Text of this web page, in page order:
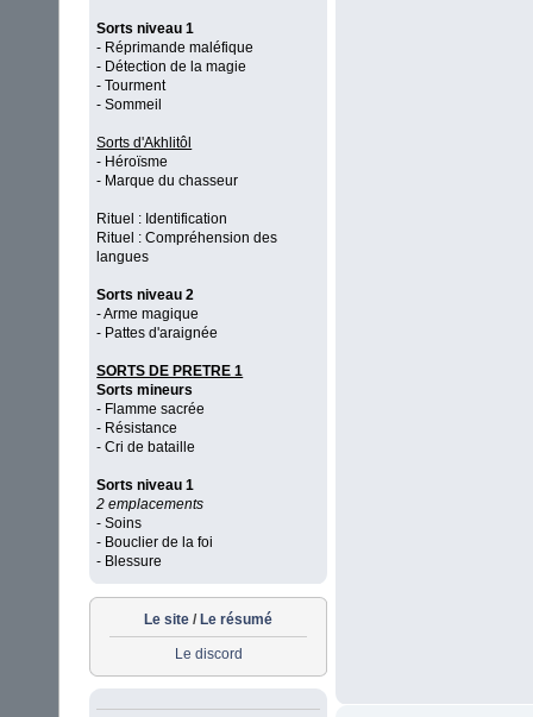
Sorts niveau 1
- Réprimande maléfique
- Détection de la magie
- Tourment
- Sommeil
Sorts d'Akhlitôl
- Héroïsme
- Marque du chasseur
Rituel : Identification
Rituel : Compréhension des
langues
Sorts niveau 2
- Arme magique
- Pattes d'araignée
SORTS DE PRETRE 1
Sorts mineurs
- Flamme sacrée
- Résistance
- Cri de bataille
Sorts niveau 1
2 emplacements
- Soins
- Bouclier de la foi
- Blessure
Le site / Le résumé
Le discord